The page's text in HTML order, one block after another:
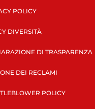
POLICY
DIVERSITÀ
DI TRASPARENZA
DEI RECLAMI
POLICY